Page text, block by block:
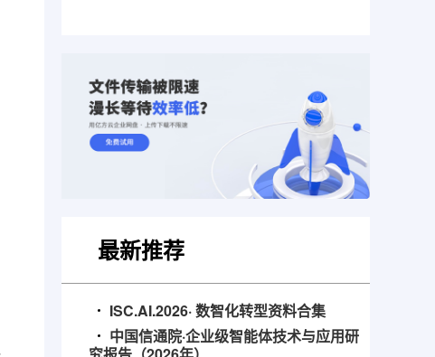
最新推荐
ISC.AI.2026· 数智化转型资料合集
中国信通院·企业级智能体技术与应用研